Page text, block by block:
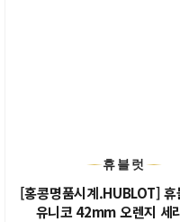
휴블럿
[홍콩명품시계.HUBLOT] 휴
유니코 42mm 오렌지 세